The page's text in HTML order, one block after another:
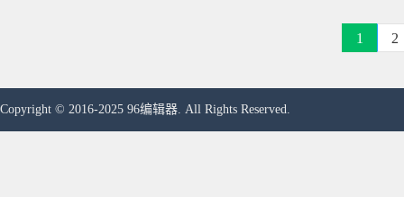
1 2
Copyright © 2016-2025 96编辑器. All Rights Reserved.